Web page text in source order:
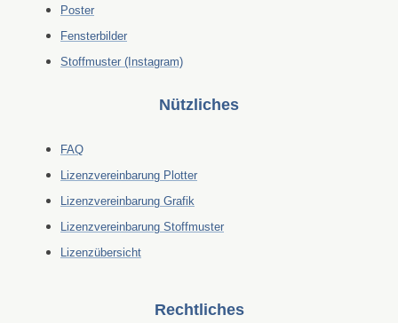
Poster
Fensterbilder
Stoffmuster (Instagram)
Nützliches
FAQ
Lizenzvereinbarung Plotter
Lizenzvereinbarung Grafik
Lizenzvereinbarung Stoffmuster
Lizenzübersicht
Rechtliches